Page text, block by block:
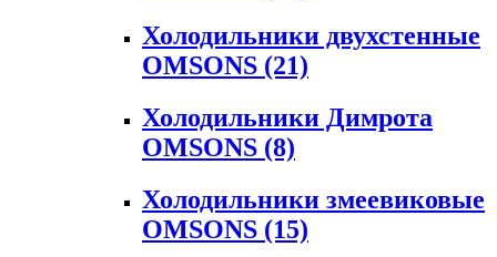
Холодильники двухстенные
OMSONS (21)
Холодильники Димрота
OMSONS (8)
Холодильники змеевиковые
OMSONS (15)